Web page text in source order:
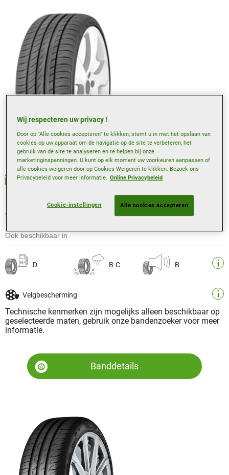
Zomer
intensa uhp
Een ultra high performance zomerband
met uitzonderlijke handling op droog
wegdek
Ook beschikbaar in
D B-C B
Velgbescherming
Technische kenmerken zijn mogelijks alleen beschikbaar op
geselecteerde maten, gebruik onze bandenzoeker voor meer
informatie.
Banddetails
Wij respecteren uw privacy !
Door op "Alle cookies accepteren" te klikken, stemt u in met het opslaan van
cookies op uw apparaat om de navigatie op de site te verbeteren, het
gebruik van de site te analyseren en te helpen bij onze
marketinginspanningen. U kunt op elk moment uw voorkeuren aanpassen of
alle cookies weigeren door op Cookies Weigeren te klikken. Bezoek ons
Privacybeleid voor meer informatie. Online Privacybeleid
Cookie-instellingen Alle cookies accepteren